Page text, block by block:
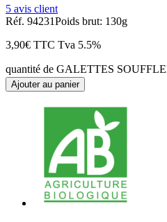
5 avis client
Réf. 94231Poids brut: 130g
3,90€ TTC Tva 5.5%
quantité de GALETTES
Ajouter au panier